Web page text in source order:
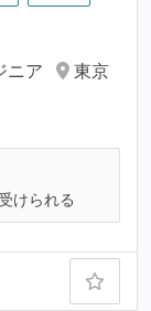
ニア
東京
けられる